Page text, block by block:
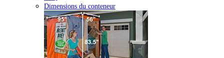
Dimensions du conteneur